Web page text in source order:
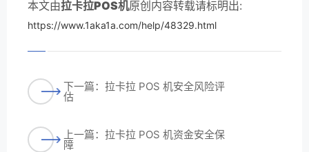
本文由拉卡拉POS机原创内容转载请标明出:
https://www.1aka1a.com/help/48329.html
下一篇：拉卡拉 POS 机安全风险评
估
上一篇：拉卡拉 POS 机资金安全保
障